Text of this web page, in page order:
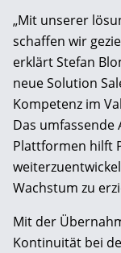
„Mit unserer
schaffen wir
erklärt Stefan
neue Solution
Kompetenz im
Das umfassende
Plattformen hilft
Wachstum zu
Mit der
Kontinuität bei